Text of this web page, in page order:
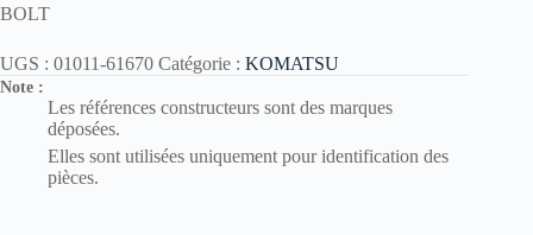
BOLT
UGS : 01011-61670 Catégorie : KOMATSU
Note :
Les références constructeurs sont des marques
déposées.
Elles sont utilisées uniquement pour identification des
pièces.